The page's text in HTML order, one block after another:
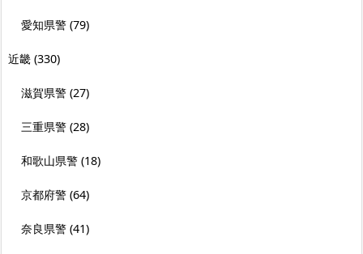
愛知県警 (79)
近畿 (330)
滋賀県警 (27)
三重県警 (28)
和歌山県警 (18)
京都府警 (64)
奈良県警 (41)